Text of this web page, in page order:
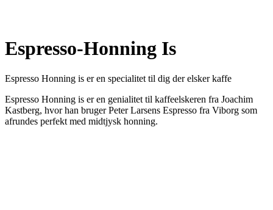
Espresso-Honning Is
Espresso Honning is er en specialitet til dig der elsker kaffe
Espresso Honning is er en genialitet til kaffeelskeren fra Joachim
Kastberg, hvor han bruger Peter Larsens Espresso fra Viborg som
afrundes perfekt med midtjysk honning.